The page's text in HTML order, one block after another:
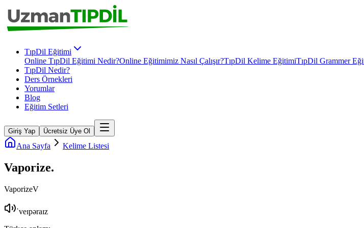
TıpDil Eğitimi
Online TıpDil Eğitimi Nedir?Online Eğitimimiz Nasıl Çalışır?TıpDil Kelime EğitimiTıpDil Grammer
TıpDil Nedir?
Ders Örnekleri
Yorumlar
Blog
Eğitim Setleri
Giriş Yap Ücretsiz Üye Ol
Ana Sayfa Kelime Listesi
Vaporize.
VaporizeV
ˈveɪpəraɪz